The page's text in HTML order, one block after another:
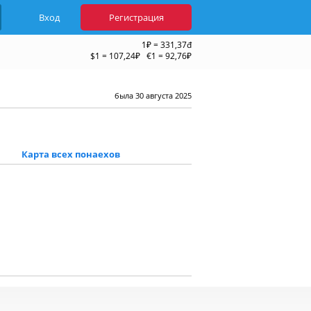
Вход Регистрация
1₽ = 331,37đ
$1 = 107,24₽ €1 = 92,76₽
была 30 августа 2025
Карта всех понаехов